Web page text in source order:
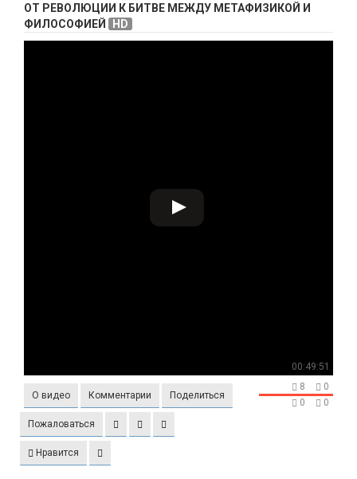
ОТ РЕВОЛЮЦИИ К БИТВЕ МЕЖДУ МЕТАФИЗИКОЙ И
ФИЛОСОФИЕЙ
HD
00:49:51
О видео Комментарии Поделиться
Пожаловаться
Нравится
8
0
0
0